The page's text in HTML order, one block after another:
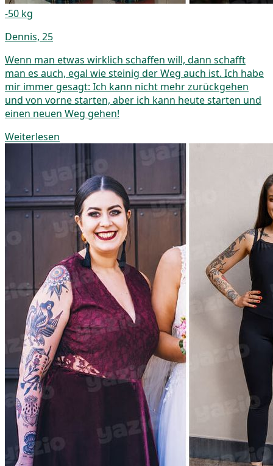
-50 kg
Dennis, 25
Wenn man etwas wirklich schaffen will, dann schafft
man es auch, egal wie steinig der Weg auch ist. Ich habe
mir immer gesagt: Ich kann nicht mehr zurückgehen
und von vorne starten, aber ich kann heute starten und
einen neuen Weg gehen!
Weiterlesen